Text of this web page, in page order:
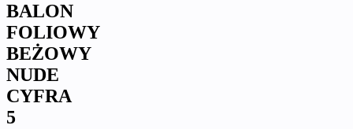
BALON
FOLIOWY
BEŻOWY
NUDE
CYFRA
5